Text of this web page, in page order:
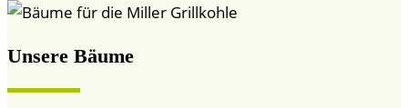
Unsere Bäume